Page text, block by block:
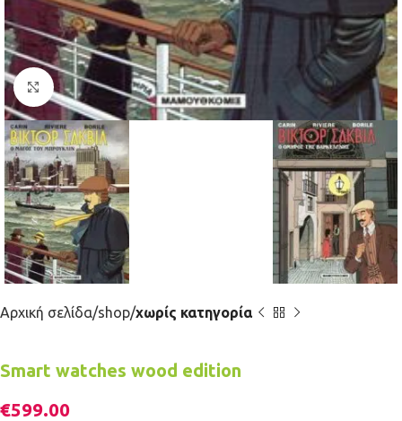
Κλικ για μεγέθυνση
Αρχική σελίδα shop χωρίς κατηγορία
Smart watches wood edition
€599.00